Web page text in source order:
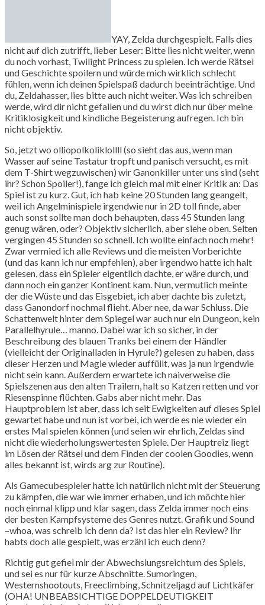
YAY, Zelda durchgespielt. Falls dies
nicht auf dich zutrifft, lieber Leser: Bitte lies nicht weiter, wenn
du noch vorhast, Twilight Princess zu spielen. Ich werde Rätsel
und Geschichte spoilern und würde mich wirklich schlecht
fühlen, wenn ich deinen Spielspaß dadurch beeinträchtige. Und
du, Zeldahasser, lies bitte auch nicht weiter. Was ich schreiben
werde, wird dir nicht gefallen und du wirst dich nur über meine
Kritiklosigkeit und kindliche Begeisterung aufregen. Ich bin
nicht objektiv.
So, jetzt wo olliopolkoliklollll (so sieht das aus, wenn man
Wasser auf seine Tastatur tropft und panisch versucht, es mit
dem T-Shirt wegzuwischen) wir Ganonkiller unter uns sind (seht
ihr? Schon Spoiler!), fange ich gleich mal mit einer Kritik an: Das
Spiel ist zu kurz. Gut, ich hab keine 20 Stunden lang geangelt,
weil ich Angelminispiele irgendwie nur in 2D toll finde, aber
auch sonst sollte man doch behaupten, dass 45 Stunden lang
genug wären, oder? Objektiv sicherlich, aber siehe oben. Selten
vergingen 45 Stunden so schnell. Ich wollte einfach noch mehr!
Zwar vermied ich alle Reviews und die meisten Vorberichte
(und das kann ich nur empfehlen), aber irgendwo hatte ich halt
gelesen, dass ein Spieler eigentlich dachte, er wäre durch, und
dann noch ein ganzer Kontinent kam. Nun, vermutlich meinte
der die Wüste und das Eisgebiet, ich aber dachte bis zuletzt,
dass Ganondorf nochmal flieht. Aber nee, da war Schluss. Die
Schattenwelt hinter dem Spiegel war auch nur ein Dungeon, kein
Parallelhyrule… manno. Dabei war ich so sicher, in der
Beschreibung des blauen Tranks bei einem der Händler
(vielleicht der Originalladen in Hyrule?) gelesen zu haben, dass
dieser Herzen und Magie wieder auffüllt, was ja nun irgendwie
nicht sein kann. Außerdem erwartete ich naiverweise die
Spielszenen aus den alten Trailern, halt so Katzen retten und vor
Riesenspinne flüchten. Gabs aber nicht mehr. Das
Hauptproblem ist aber, dass ich seit Ewigkeiten auf dieses Spiel
gewartet habe und nun ist vorbei, ich werde es nie wieder ein
erstes Mal spielen können (und seien wir ehrlich, Zeldas sind
nicht die wiederholungswertesten Spiele. Der Hauptreiz liegt
im Lösen der Rätsel und dem Finden der coolen Goodies, wenn
alles bekannt ist, wirds arg zur Routine).
Als Gamecubespieler hatte ich natürlich nicht mit der Steuerung
zu kämpfen, die war wie immer erhaben, und ich möchte hier
noch einmal klipp und klar sagen, dass Zelda immer noch eins
der besten Kampfsysteme des Genres nutzt. Grafik und Sound
–whoa, was schreib ich denn da? Ist das hier ein Review? Ihr
habts doch alle gespielt, was erzähl ich euch denn?
Richtig gut gefiel mir der Abwechslungsreichtum des Spiels,
und sei es nur für kurze Abschnitte. Sumoringen,
Westernshootouts, Freeclimbing, Schnitzeljagd auf Lichtkäfer
(OHA! UNBEABSICHTIGE DOPPELDEUTIGKEIT